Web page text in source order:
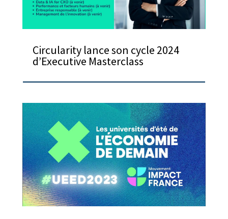
Circularity lance son cycle 2024
d’Executive Masterclass